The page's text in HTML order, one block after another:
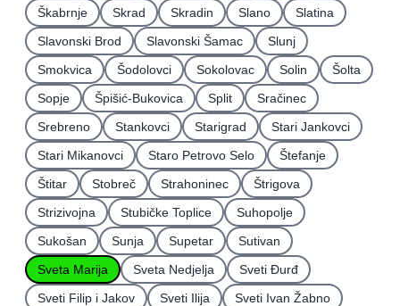
Škabrnje
Skrad Skradin Slano
Slatina
Slavonski Brod
Slavonski Šamac
Slunj
Smokvica
Šodolovci Sokolovac Solin
Šolta
Sopje
Špišić-Bukovica Split
Sračinec
Srebreno
Stankovci Starigrad
Stari Jankovci
Stari Mikanovci
Staro Petrovo Selo
Štefanje
Štitar
Stobreč Strahoninec
Štrigova
Strizivojna
Stubičke Toplice
Suhopolje
Sukošan
Sunja Supetar
Sutivan
Sveta Marija
Sveta Nedjelja
Sveti Ðurđ
Sveti Filip i Jakov
Sveti Ilija
Sveti Ivan Žabno